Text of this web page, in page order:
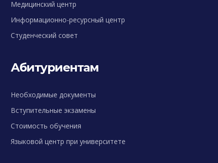
Медицинский центр
Информационно-ресурсный центр
Студенческий совет
Абитуриентам
Необходимые документы
Вступительные экзамены
Стоимость обучения
Языковой центр при университете